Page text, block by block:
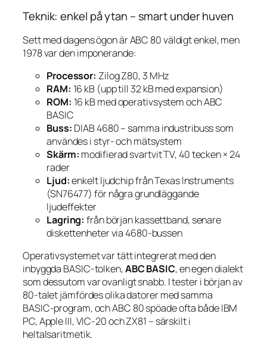
Teknik: enkel på ytan – smart under huven
Sett med dagens ögon är ABC 80 väldigt enkel, men
1978 var den imponerande:
Processor: Zilog Z80, 3 MHz
RAM: 16 kB (upp till 32 kB med expansion)
ROM: 16 kB med operativsystem och ABC
BASIC
Buss: DIAB 4680 – samma industribuss som
användes i styr- och mätsystem
Skärm: modifierad svartvit TV, 40 tecken × 24
rader
Ljud:enkelt ljudchip från Texas Instruments
(SN76477) för några grundläggande
ljudeffekter
Lagring: från början kassettband, senare
diskettenheter via 4680-bussen
Operativsystemet var tätt integrerat med den
inbyggda BASIC-tolken,ABC BASIC, en egen dialekt
som dessutom var ovanligt snabb. I tester i början av
80-talet jämfördes olika datorer med samma
BASIC-program, och ABC 80 spöade ofta både IBM
PC, Apple III, VIC-20 och ZX81 – särskilt i
heltalsaritmetik.